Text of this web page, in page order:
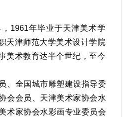
1961年毕业于天津美术学
天津师范大学美术设计学院
美术教育达半个世纪，至今
、全国城市雕塑建设指导委
会会员、天津美术家协会水
术家协会水彩画专业委员会